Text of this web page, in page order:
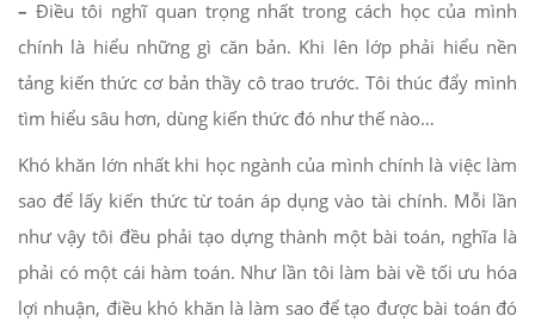
– Điều tôi nghĩ quan trọng nhất trong cách học của mình
chính là hiểu những gì căn bản. Khi lên lớp phải hiểu nền
tảng kiến thức cơ bản thầy cô trao trước. Tôi thúc đẩy mình
tìm hiểu sâu hơn, dùng kiến thức đó như thế nào…
Khó khăn lớn nhất khi học ngành của mình chính là việc làm
sao để lấy kiến thức từ toán áp dụng vào tài chính. Mỗi lần
như vậy tôi đều phải tạo dựng thành một bài toán, nghĩa là
phải có một cái hàm toán. Như lần tôi làm bài về tối ưu hóa
lợi nhuận, điều khó khăn là làm sao để tạo được bài toán đó